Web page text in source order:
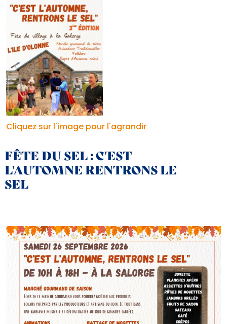
Cliquez sur l'image pour l'agrandir
FÊTE DU SEL : C'EST
L'AUTOMNE RENTRONS LE
SEL